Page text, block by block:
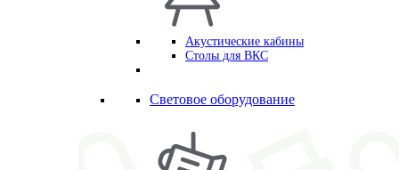
Акустические кабины
Столы для ВКС
Световое оборудование